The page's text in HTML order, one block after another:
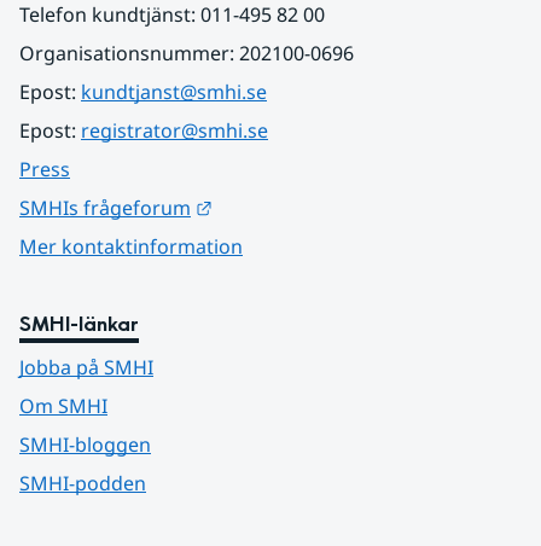
Telefon kundtjänst: 011-495 82 00
Organisationsnummer: 202100-0696
Epost: kundtjanst@smhi.se
Epost: registrator@smhi.se
Press
SMHIs frågeforum
Mer kontaktinformation
SMHI-länkar
Jobba på SMHI
Om SMHI
SMHI-bloggen
SMHI-podden